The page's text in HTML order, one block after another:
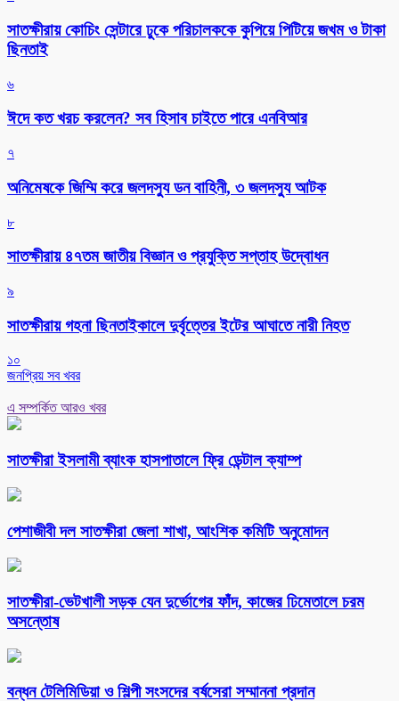
সাতক্ষীরায় কোচিং সেন্টারে ঢুকে পরিচালককে কুপিয়ে পিটিয়ে জখম ও টাকা
ছিনতাই
৬
ঈদে কত খরচ করলেন? সব হিসাব চাইতে পারে এনবিআর
৭
অনিমেষকে জিম্মি করে জলদস্যু ডন বাহিনী, ৩ জলদস্যু আটক
৮
সাতক্ষীরায় ৪৭তম জাতীয় বিজ্ঞান ও প্রযুক্তি সপ্তাহ উদ্বোধন
৯
সাতক্ষীরায় গহনা ছিনতাইকালে দুর্বৃত্তের ইটের আঘাতে নারী নিহত
১০
জনপ্রিয় সব খবর
এ সম্পর্কিত আরও খবর
সাতক্ষীরা ইসলামী ব্যাংক হাসপাতালে ফ্রি ডেন্টাল ক্যাম্প
পেশাজীবী দল সাতক্ষীরা জেলা শাখা, আংশিক কমিটি অনুমোদন
সাতক্ষীরা-ভেটখালী সড়ক যেন দুর্ভোগের ফাঁদ, কাজের ঢিমেতালে চরম
অসন্তোষ
বন্ধন টেলিমিডিয়া ও শিল্পী সংসদের বর্ষসেরা সম্মাননা প্রদান